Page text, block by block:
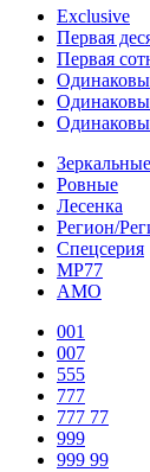
Exclusive
Первая
Первая
Зеркальные
Ровные
Лесенка
Регион/
Спецсерия
МР77
АМО
001
007
555
777
777 77
999
999 99